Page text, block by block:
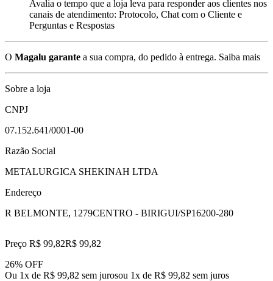
Avalia o tempo que a loja leva para responder aos clientes nos
canais de atendimento: Protocolo, Chat com o Cliente e
Perguntas e Respostas
O Magalu garante a sua compra, do pedido à entrega. Saiba mais
Sobre a loja
CNPJ
07.152.641/0001-00
Razão Social
METALURGICA SHEKINAH LTDA
Endereço
R BELMONTE, 1279CENTRO - BIRIGUI/SP16200-280
Preço R$ 99,82R$ 99,82
26% OFF
Ou 1x de R$ 99,82 sem jurosou 1x de R$ 99,82 sem juros